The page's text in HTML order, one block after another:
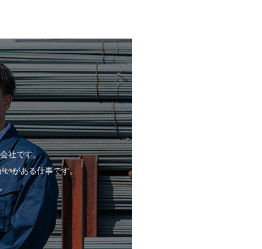
社です。
がある仕事です。